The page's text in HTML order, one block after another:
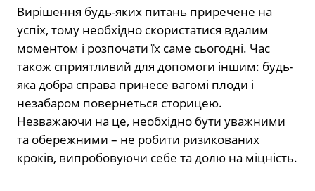
Вирішення будь-яких питань приречене на
успіх, тому необхідно скористатися вдалим
моментом і розпочати їх саме сьогодні. Час
також сприятливий для допомоги іншим: будь-
яка добра справа принесе вагомі плоди і
незабаром повернеться сторицею.
Незважаючи на це, необхідно бути уважними
та обережними – не робити ризикованих
кроків, випробовуючи себе та долю на міцність.